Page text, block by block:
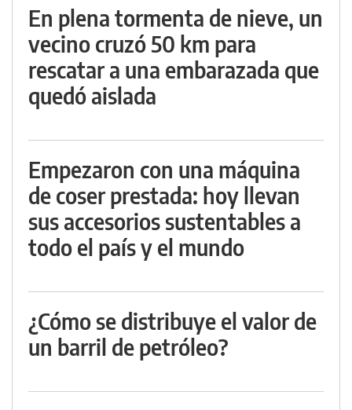
En plena tormenta de nieve, un
vecino cruzó 50 km para
rescatar a una embarazada que
quedó aislada
Empezaron con una máquina
de coser prestada: hoy llevan
sus accesorios sustentables a
todo el país y el mundo
¿Cómo se distribuye el valor de
un barril de petróleo?